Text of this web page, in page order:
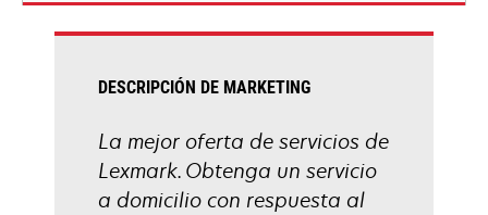
DESCRIPCIÓN DE MARKETING
La mejor oferta de servicios de
Lexmark. Obtenga un servicio
a domicilio con respuesta al